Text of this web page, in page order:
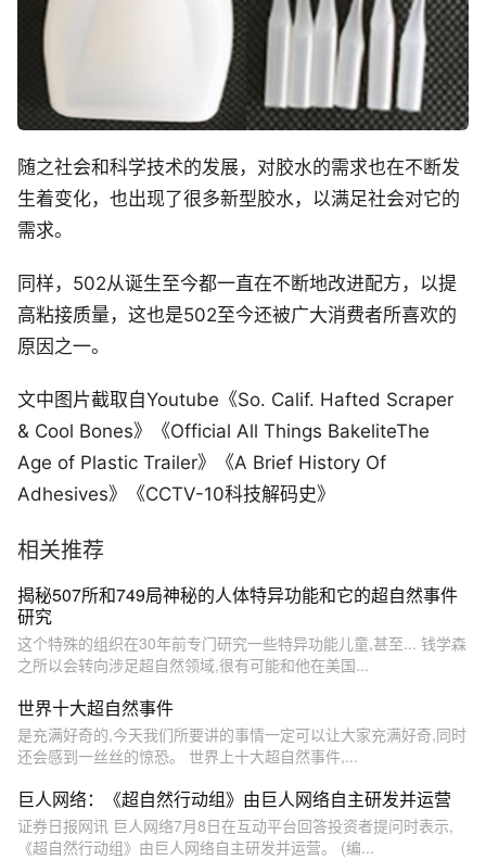
随之社会和科学技术的发展，对胶水的需求也在不断发
生着变化，也出现了很多新型胶水，以满足社会对它的
需求。
同样，502从诞生至今都一直在不断地改进配方，以提
高粘接质量，这也是502至今还被广大消费者所喜欢的
原因之一。
文中图片截取自Youtube《So. Calif. Hafted Scraper
& Cool Bones》《Official All Things BakeliteThe
Age of Plastic Trailer》《A Brief History Of
Adhesives》《CCTV-10科技解码史》
相关推荐
揭秘507所和749局神秘的人体特异功能和它的超自然事件
研究
这个特殊的组织在30年前专门研究一些特异功能儿童,甚至... 钱学森
之所以会转向涉足超自然领域,很有可能和他在美国...
世界十大超自然事件
是充满好奇的,今天我们所要讲的事情一定可以让大家充满好奇,同时
还会感到一丝丝的惊恐。 世界上十大超自然事件,...
巨人网络：《超自然行动组》由巨人网络自主研发并运营
证券日报网讯 巨人网络7月8日在互动平台回答投资者提问时表示,
《超自然行动组》由巨人网络自主研发并运营。 (编...